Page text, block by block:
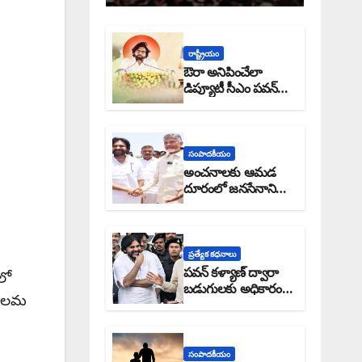
రాష్ట్రీయం
ఔరా అనిపించేలా
డిప్యూటీ సీఎం పవన్
కళ్యాణ్ ప్రోగ్రెస్ రిపోర్టు
సంపాదకీయం
అంచనాలకు ఆమడ
దూరంలో జనసేనాని?:
అక్షర సందేశం
ప్రత్యేక కధనాలు
పవన్ కళ్యాణ్ ద్వారా
బడుగులకు అధికారం
ఎండమావేనా: అక్షర
సంపాదకీయం